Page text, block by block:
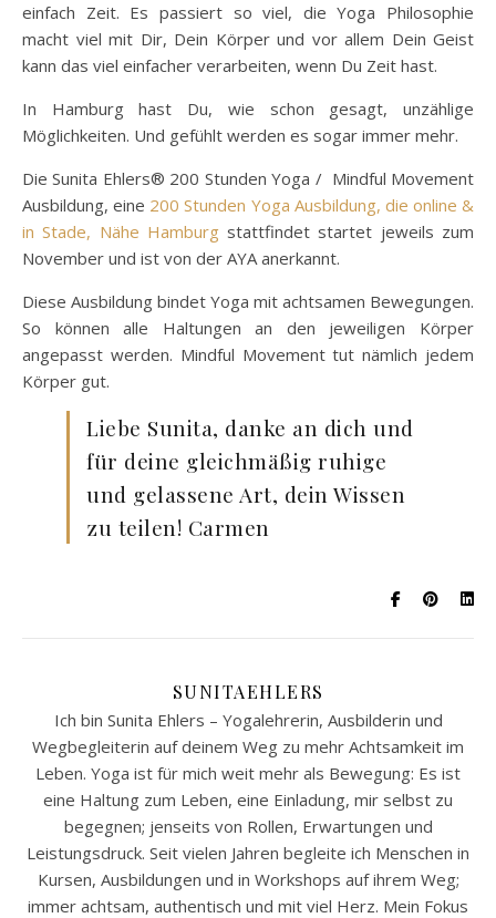
einfach Zeit. Es passiert so viel, die Yoga Philosophie
macht viel mit Dir, Dein Körper und vor allem Dein Geist
kann das viel einfacher verarbeiten, wenn Du Zeit hast.
In Hamburg hast Du, wie schon gesagt, unzählige
Möglichkeiten. Und gefühlt werden es sogar immer mehr.
Die Sunita Ehlers® 200 Stunden Yoga / Mindful Movement
Ausbildung, eine 200 Stunden Yoga Ausbildung, die online &
in Stade, Nähe Hamburgstattfindet startet jeweils zum
November und ist von der AYA anerkannt.
Diese Ausbildung bindet Yoga mit achtsamen Bewegungen.
So können alle Haltungen an den jeweiligen Körper
angepasst werden. Mindful Movement tut nämlich jedem
Körper gut.
Liebe Sunita, danke an dich und
für deine gleichmäßig ruhige
und gelassene Art, dein Wissen
zu teilen! Carmen
SUNITAEHLERS
Ich bin Sunita Ehlers – Yogalehrerin, Ausbilderin und
Wegbegleiterin auf deinem Weg zu mehr Achtsamkeit im
Leben. Yoga ist für mich weit mehr als Bewegung: Es ist
eine Haltung zum Leben, eine Einladung, mir selbst zu
begegnen; jenseits von Rollen, Erwartungen und
Leistungsdruck. Seit vielen Jahren begleite ich Menschen in
Kursen, Ausbildungen und in Workshops auf ihrem Weg;
immer achtsam, authentisch und mit viel Herz. Mein Fokus